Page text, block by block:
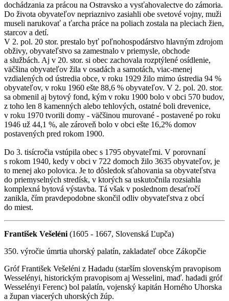
dochádzania za prácou na Ostravsko a vysťahovalectve do zámoria.
Do života obyvateľov nepriaznivo zasiahli obe svetové vojny, muži
museli narukovať a ťarcha práce na poliach zostala na pleciach žien,
starcov a detí.
V 2. pol. 20 stor. prestalo byť poľnohospodárstvo hlavným zdrojom
obživy, obyvateľstvo sa zamestnalo v priemysle, obchode
a službách. Aj v 20. stor. si obec zachovala rozptýlené osídlenie,
väčšina obyvateľov žila v osadách a samotách, viac-menej
vzdialených od ústredia obce, v roku 1929 žilo mimo ústredia 94 %
obyvateľov, v roku 1960 ešte 88,6 % obyvateľov. V 2. pol. 20. stor.
sa obmenil aj bytový fond, kým v roku 1900 bolo v obci 570 budov,
z toho len 8 kamenných alebo tehlových, ostatné boli drevenice,
v roku 1970 tvorili domy - väčšinou murované - postavené po roku
1946 už 44,1 %, ale zároveň bolo v obci ešte 16,2% domov
postavených pred rokom 1900.
Do 3. tisícročia vstúpila obec s 1795 obyvateľmi. V porovnaní
s rokom 1940, kedy v obci v 722 domoch žilo 3635 obyvateľov, je
to menej ako polovica. Je to dôsledok sťahovania sa obyvateľstva
do priemyselných stredísk, v ktorých sa uskutočnila rozsiahla
komplexná bytová výstavba. Tá však v poslednom desaťročí
zanikla, čím pravdepodobne skončil odliv obyvateľstva z obcí
do miest.
František Vešeléni (1605 - 1667, Slovenská Ľupča)
350. výročie úmrtia uhorský palatín, zakladateľ obce Zákopčie
Gróf František Vešeléni z Hadadu (starším slovenským pravopisom
Wesselényi, historickým pravopisom aj Wesselini, maď. hadadi gróf
Wesselényi Ferenc) bol palatín, vojenský kapitán Horného Uhorska
a župan viacerých uhorských žúp.